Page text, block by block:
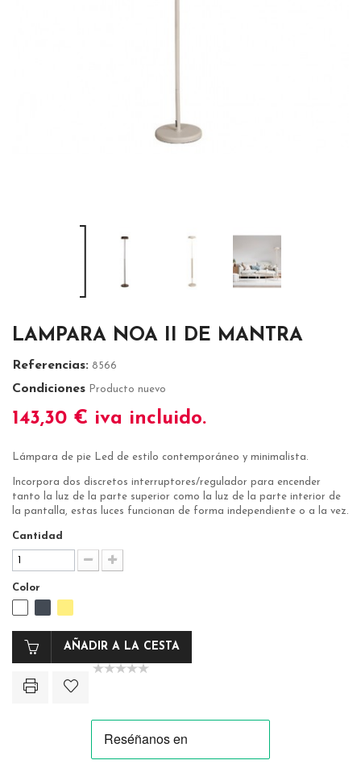
LAMPARA NOA II DE MANTRA
Referencias: 8566
Condiciones Producto nuevo
143,30 € iva incluido.
Lámpara de pie Led de estilo contemporáneo y minimalista.
Incorpora dos discretos interruptores/regulador para encender
tanto la luz de la parte superior como la luz de la parte interior de
la pantalla, estas luces funcionan de forma independiente o a la vez.
Cantidad
Color
AÑADIR A LA CESTA